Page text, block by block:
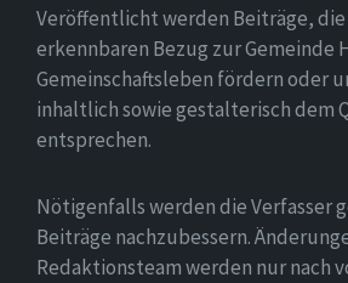
Veröffentlicht werden Beiträge, die
erkennbaren Bezug zur Gemeinde
Gemeinschaftsleben fördern oder
inhaltlich sowie gestalterisch dem
entsprechen.
Nötigenfalls werden die Verfasser
Beiträge nachzubessern.
Redaktionsteam werden nur nach